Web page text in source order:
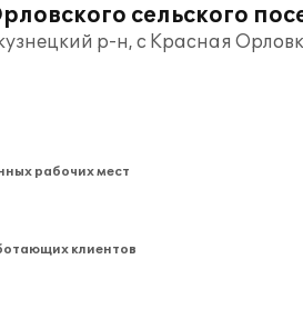
сельского
р-н, с Красная
рабочих мест
клиентов